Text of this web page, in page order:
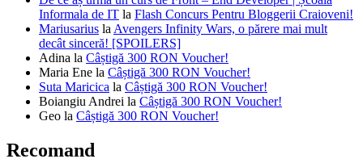
Informala de IT la Flash Concurs Pentru Bloggerii Craioveni!
Mariusarius la Avengers Infinity Wars, o părere mai mult
decât sinceră! [SPOILERS]
Adina la Câștigă 300 RON Voucher!
Maria Ene la Câștigă 300 RON Voucher!
Suta Maricica la Câștigă 300 RON Voucher!
Boiangiu Andrei la Câștigă 300 RON Voucher!
Geo la Câștigă 300 RON Voucher!
Recomand